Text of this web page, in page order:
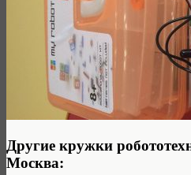
Другие кружки
Москва: